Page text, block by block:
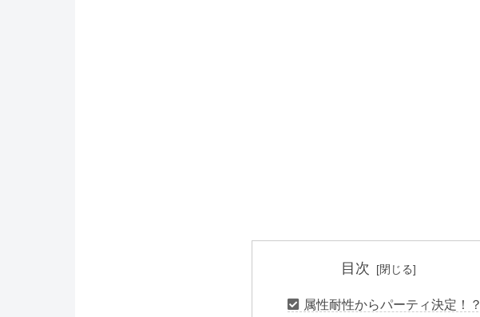
目次
属性耐性からパーティ決定！？